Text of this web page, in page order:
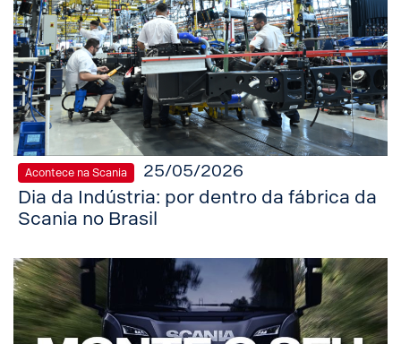
Acontece na Scania 25/05/2026
Dia da Indústria: por dentro da fábrica da
Scania no Brasil